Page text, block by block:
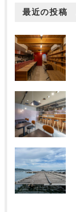
最近の投稿